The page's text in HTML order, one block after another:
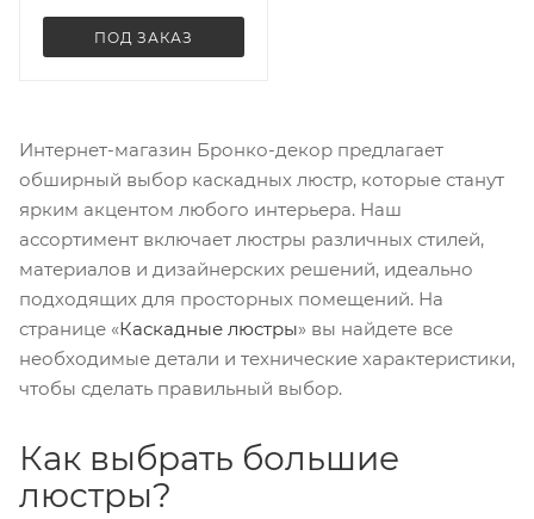
ПОД ЗАКАЗ
Интернет-магазин Бронко-декор предлагает
обширный выбор каскадных люстр, которые станут
ярким акцентом любого интерьера. Наш
ассортимент включает люстры различных стилей,
материалов и дизайнерских решений, идеально
подходящих для просторных помещений. На
странице «Каскадные люстры» вы найдете все
необходимые детали и технические характеристики,
чтобы сделать правильный выбор.
Как выбрать большие
люстры?